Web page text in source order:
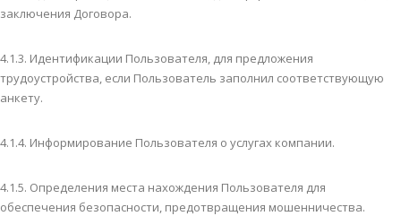
заключения Договора.
4.1.3. Идентификации Пользователя, для предложения
трудоустройства, если Пользователь заполнил соответствующую
анкету.
4.1.4. Информирование Пользователя о услугах компании.
4.1.5. Определения места нахождения Пользователя для
обеспечения безопасности, предотвращения мошенничества.